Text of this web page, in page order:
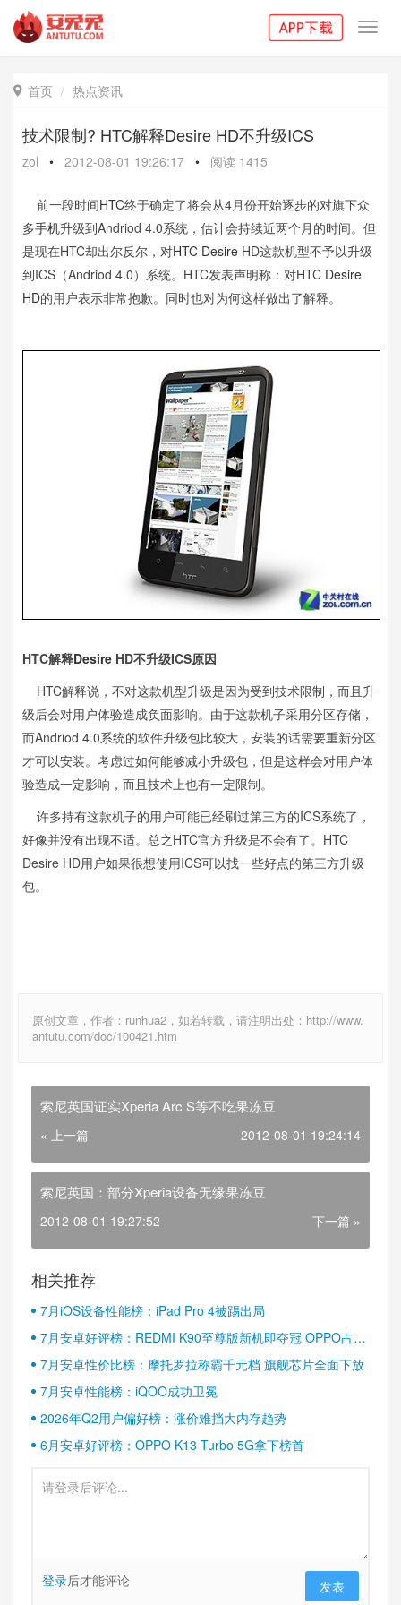
 首页 热点资讯
技术限制? HTC解释Desire HD不升级ICS
zol • 2012-08-01 19:26:17 • 阅读 1415
前一段时间HTC终于确定了将会从4月份开始逐步的对旗下众
多手机升级到Andriod 4.0系统，估计会持续近两个月的时间。但
是现在HTC却出尔反尔，对HTC Desire HD这款机型不予以升级
到ICS（Andriod 4.0）系统。HTC发表声明称：对HTC Desire
HD的用户表示非常抱歉。同时也对为何这样做出了解释。
HTC解释Desire HD不升级ICS原因
HTC解释说，不对这款机型升级是因为受到技术限制，而且升
级后会对用户体验造成负面影响。由于这款机子采用分区存储，
而Andriod 4.0系统的软件升级包比较大，安装的话需要重新分区
才可以安装。考虑过如何能够减小升级包，但是这样会对用户体
验造成一定影响，而且技术上也有一定限制。
许多持有这款机子的用户可能已经刷过第三方的ICS系统了，
好像并没有出现不适。总之HTC官方升级是不会有了。HTC
Desire HD用户如果很想使用ICS可以找一些好点的第三方升级
包。
原创文章，作者：runhua2，如若转载，请注明出处：http://www.
antutu.com/doc/100421.htm
索尼英国证实Xperia Arc S等不吃果冻豆
« 上一篇 2012-08-01 19:24:14
索尼英国：部分Xperia设备无缘果冻豆
2012-08-01 19:27:52 下一篇 »
相关推荐
7月iOS设备性能榜：iPad Pro 4被踢出局
7月安卓好评榜：REDMI K90至尊版新机即夺冠 OPPO占据
半壁江山
7月安卓性价比榜：摩托罗拉称霸千元档 旗舰芯片全面下放
7月安卓性能榜：iQOO成功卫冕
2026年Q2用户偏好榜：涨价难挡大内存趋势
6月安卓好评榜：OPPO K13 Turbo 5G拿下榜首
登录后才能评论 发表